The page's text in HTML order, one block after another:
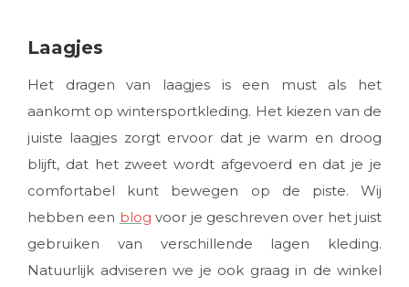
Laagjes
Het dragen van laagjes is een must als het
aankomt op wintersportkleding. Het kiezen van de
juiste laagjes zorgt ervoor dat je warm en droog
blijft, dat het zweet wordt afgevoerd en dat je je
comfortabel kunt bewegen op de piste. Wij
hebben een blog voor je geschreven over het juist
gebruiken van verschillende lagen kleding.
Natuurlijk adviseren we je ook graag in de winkel